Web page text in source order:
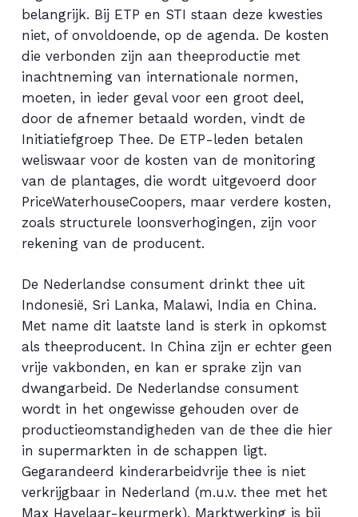
belangrijk. Bij ETP en STI staan deze kwesties
niet, of onvoldoende, op de agenda. De kosten
die verbonden zijn aan theeproductie met
inachtneming van internationale normen,
moeten, in ieder geval voor een groot deel,
door de afnemer betaald worden, vindt de
Initiatiefgroep Thee. De ETP-leden betalen
weliswaar voor de kosten van de monitoring
van de plantages, die wordt uitgevoerd door
PriceWaterhouseCoopers, maar verdere kosten,
zoals structurele loonsverhogingen, zijn voor
rekening van de producent.
De Nederlandse consument drinkt thee uit
Indonesië, Sri Lanka, Malawi, India en China.
Met name dit laatste land is sterk in opkomst
als theeproducent. In China zijn er echter geen
vrije vakbonden, en kan er sprake zijn van
dwangarbeid. De Nederlandse consument
wordt in het ongewisse gehouden over de
productieomstandigheden van de thee die hier
in supermarkten in de schappen ligt.
Gegarandeerd kinderarbeidvrije thee is niet
verkrijgbaar in Nederland (m.u.v. thee met het
Max Havelaar-keurmerk). Marktwerking is bij